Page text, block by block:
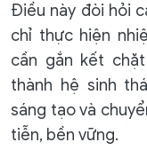
Điều này đòi hỏi
chỉ thực hiện
cần gắn kết
thành hệ sinh
sáng tạo và
tiễn, bền vững.